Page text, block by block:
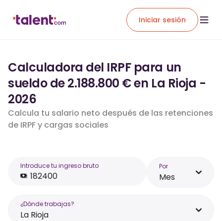
Iniciar sesión
Calculadora del IRPF para un
sueldo de 2.188.800 € en La Rioja -
2026
Calcula tu salario neto después de las retenciones
de IRPF y cargas sociales
Introduce tu ingreso bruto Por
Mes
¿Dónde trabajas?
La Rioja